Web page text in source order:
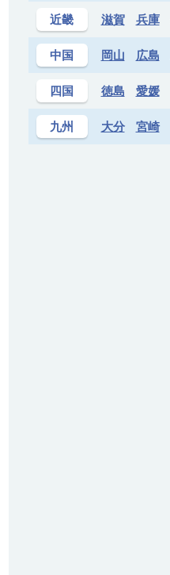
近畿 滋賀 兵庫
中国 岡山 広島
四国 徳島 愛媛
九州 大分 宮崎